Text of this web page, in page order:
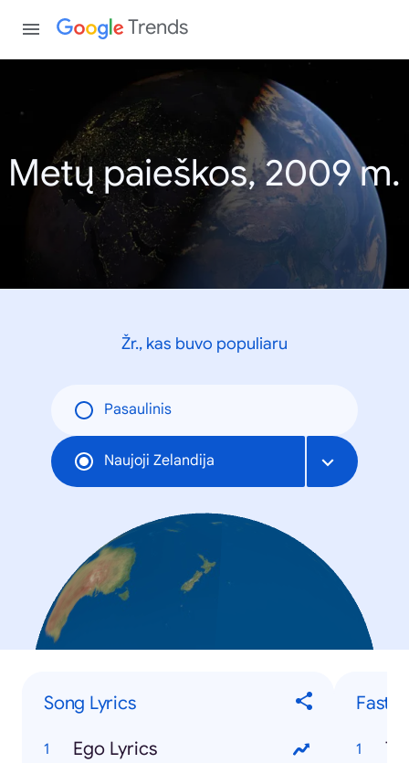
Trends
Metų paieškos, 2009 m.
Žr., kas buvo populiaru
Pasaulinis
Naujoji Zelandija
Song Lyrics
Ego Lyrics